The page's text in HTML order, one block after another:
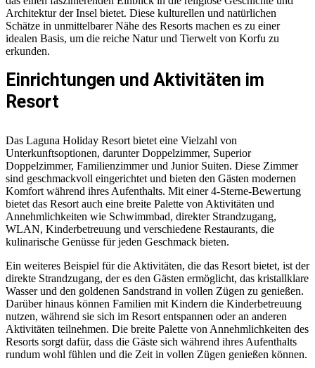
Architektur der Insel bietet. Diese kulturellen und natürlichen
Schätze in unmittelbarer Nähe des Resorts machen es zu einer
idealen Basis, um die reiche Natur und Tierwelt von Korfu zu
erkunden.
Einrichtungen und Aktivitäten im
Resort
Das Laguna Holiday Resort bietet eine Vielzahl von
Unterkunftsoptionen, darunter Doppelzimmer, Superior
Doppelzimmer, Familienzimmer und Junior Suiten. Diese Zimmer
sind geschmackvoll eingerichtet und bieten den Gästen modernen
Komfort während ihres Aufenthalts. Mit einer 4-Sterne-Bewertung
bietet das Resort auch eine breite Palette von Aktivitäten und
Annehmlichkeiten wie Schwimmbad, direkter Strandzugang,
WLAN, Kinderbetreuung und verschiedene Restaurants, die
kulinarische Genüsse für jeden Geschmack bieten.
Ein weiteres Beispiel für die Aktivitäten, die das Resort bietet, ist der
direkte Strandzugang, der es den Gästen ermöglicht, das kristallklare
Wasser und den goldenen Sandstrand in vollen Zügen zu genießen.
Darüber hinaus können Familien mit Kindern die Kinderbetreuung
nutzen, während sie sich im Resort entspannen oder an anderen
Aktivitäten teilnehmen. Die breite Palette von Annehmlichkeiten des
Resorts sorgt dafür, dass die Gäste sich während ihres Aufenthalts
rundum wohl fühlen und die Zeit in vollen Zügen genießen können.